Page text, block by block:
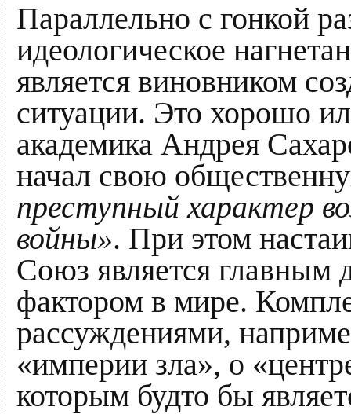
Параллельно с гонкой
идеологическое
является виновником
ситуации. Это хорошо
академика Андрея
начал свою
преступный характер
войны». При этом
Союз является
фактором в мире.
рассуждениями,
«империи зла», о
которым будто бы